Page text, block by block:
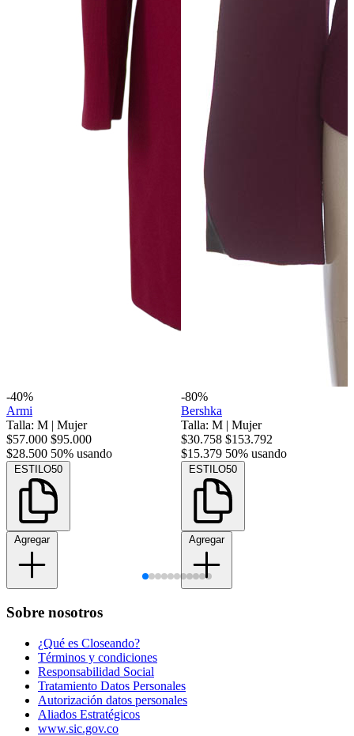
-40%
Armi
Talla: M | Mujer
$57.000 $95.000
$28.500 50% usando
ESTILO50
Agregar
-80%
Bershka
Talla: M | Mujer
$30.758 $153.792
$15.379 50% usando
ESTILO50
Agregar
Sobre nosotros
¿Qué es Closeando?
Términos y condiciones
Responsabilidad Social
Tratamiento Datos Personales
Autorización datos personales
Aliados Estratégicos
www.sic.gov.co